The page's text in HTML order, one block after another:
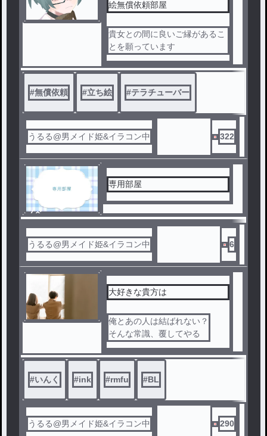
絵無償依頼部屋
貴女との間に良いご縁があるこ
とを願っています
#無償依頼 #立ち絵 #テラチューバー
うるる@男メイド姫&イラコン中 322
ノベ
専用部屋
うるる@男メイド姫&イラコン中 6
大好きな貴方は
俺とあの人は結ばれない？
そんな常識、覆してやる
#いんく #ink #rmfu #BL
うるる@男メイド姫&イラコン中 290